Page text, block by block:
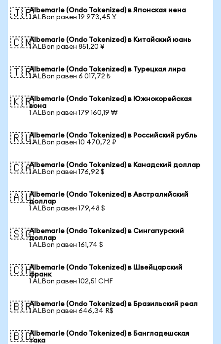
🇯🇵Albemarle (Ondo Tokenized) в Японская иена
1 ALBon равен 19 973,45 ¥
🇨🇳Albemarle (Ondo Tokenized) в Китайский юань
1 ALBon равен 851,20 ¥
🇹🇷Albemarle (Ondo Tokenized) в Турецкая лира
1 ALBon равен 6 017,72 ₺
🇰🇷Albemarle (Ondo Tokenized) в Южнокорейская
вона
1 ALBon равен 179 160,19 ₩
🇷🇺Albemarle (Ondo Tokenized) в Российский рубль
1 ALBon равен 10 470,72 ₽
🇨🇦Albemarle (Ondo Tokenized) в Канадский доллар
1 ALBon равен 176,92 $
🇦🇺Albemarle (Ondo Tokenized) в Австралийский
доллар
1 ALBon равен 179,48 $
🇸🇬Albemarle (Ondo Tokenized) в Сингапурский
доллар
1 ALBon равен 161,74 $
🇨🇭Albemarle (Ondo Tokenized) в Швейцарский
франк
1 ALBon равен 102,51 CHF
🇧🇷Albemarle (Ondo Tokenized) в Бразильский реал
1 ALBon равен 646,34 R$
🇧🇩Albemarle (Ondo Tokenized) в Бангладешская
така